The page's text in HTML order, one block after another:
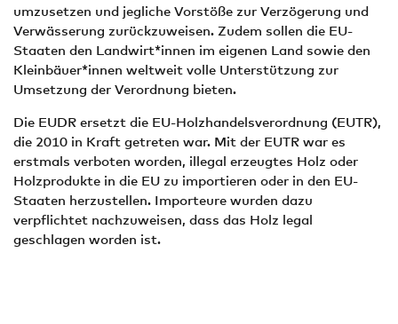
umzusetzen und jegliche Vorstöße zur Verzögerung und
Verwässerung zurückzuweisen. Zudem sollen die EU-
Staaten den Landwirt*innen im eigenen Land sowie den
Kleinbäuer*innen weltweit volle Unterstützung zur
Umsetzung der Verordnung bieten.
Die EUDR ersetzt die EU-Holzhandelsverordnung (EUTR),
die 2010 in Kraft getreten war. Mit der EUTR war es
erstmals verboten worden, illegal erzeugtes Holz oder
Holzprodukte in die EU zu importieren oder in den EU-
Staaten herzustellen. Importeure wurden dazu
verpflichtet nachzuweisen, dass das Holz legal
geschlagen worden ist.